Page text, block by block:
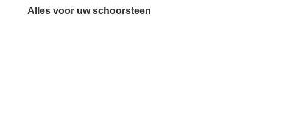
Alles voor uw schoorsteen